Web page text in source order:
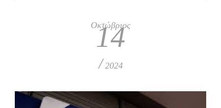
Οκτώβριος
14
/ 2024